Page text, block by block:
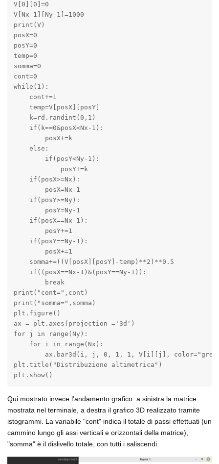
V[0][0]=0
V[Nx-1][Ny-1]=1000
print(V)
posX=0
posY=0
temp=0
somma=0
cont=0
while(1):
    cont+=1
    temp=V[posX][posY]
    k=rd.randint(0,1)
    if(k==0&posX<Nx-1):
        posX+=k
    else:
        if(posY<Ny-1):
            posY+=k
    if(posX>=Nx):
        posX=Nx-1
    if(posY>=Ny):
        posY=Ny-1
    if(posX==Nx-1):
        posY+=1
    if(posY==Ny-1):
        posX+=1
    somma+=((V[posX][posY]-temp)**2)**0.5
    if((posX==Nx-1)&(posY==Ny-1)):
        break
print("cont=",cont)
print("somma=",somma)
plt.figure()
ax = plt.axes(projection ='3d')
for j in range(Ny):
    for i in range(Nx):
ax.bar3d(i, j, 0, 1, 1, V[i][j],
plt.title("Distribuzione altimetrica")
plt.show()
Qui mostrato invece l'andamento grafico: a sinistra la matrice
mostrata nel terminale, a destra il grafico 3D realizzato tramite
istogrammi. La variabile "cont" indica il totale di passi effettuati (un
cammino lungo gli assi verticali e orizzontali della matrice),
"somma" è il dislivello totale, con tutti i saliscendi.